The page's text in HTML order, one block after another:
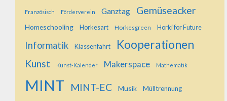
Französisch Förderverein Ganztag Gemüseacker
Homeschooling Horkesart Horkesgreen Horki for Future
Informatik Klassenfahrt Kooperationen
Kunst Kunst-Kalender Makerspace Mathematik
MINT MINT-EC Musik Mülltrennung